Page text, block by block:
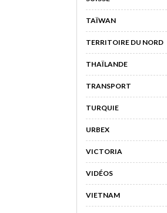
TAÏWAN
TERRITOIRE DU NORD
THAÏLANDE
TRANSPORT
TURQUIE
URBEX
VICTORIA
VIDÉOS
VIETNAM